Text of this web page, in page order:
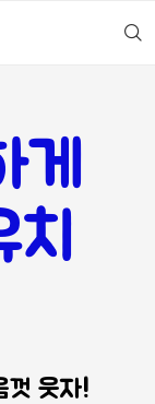
게
치
껏 웃자!